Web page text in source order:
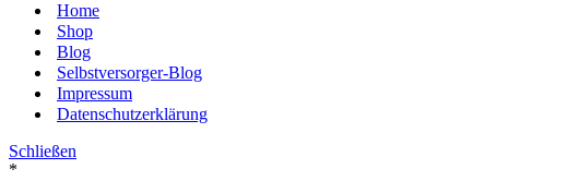
Home
Shop
Blog
Selbstversorger-Blog
Impressum
Datenschutzerklärung
Schließen
*